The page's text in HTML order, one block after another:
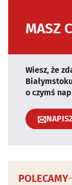
MASZ
Wiesz, że
o czymś
POLECAMY